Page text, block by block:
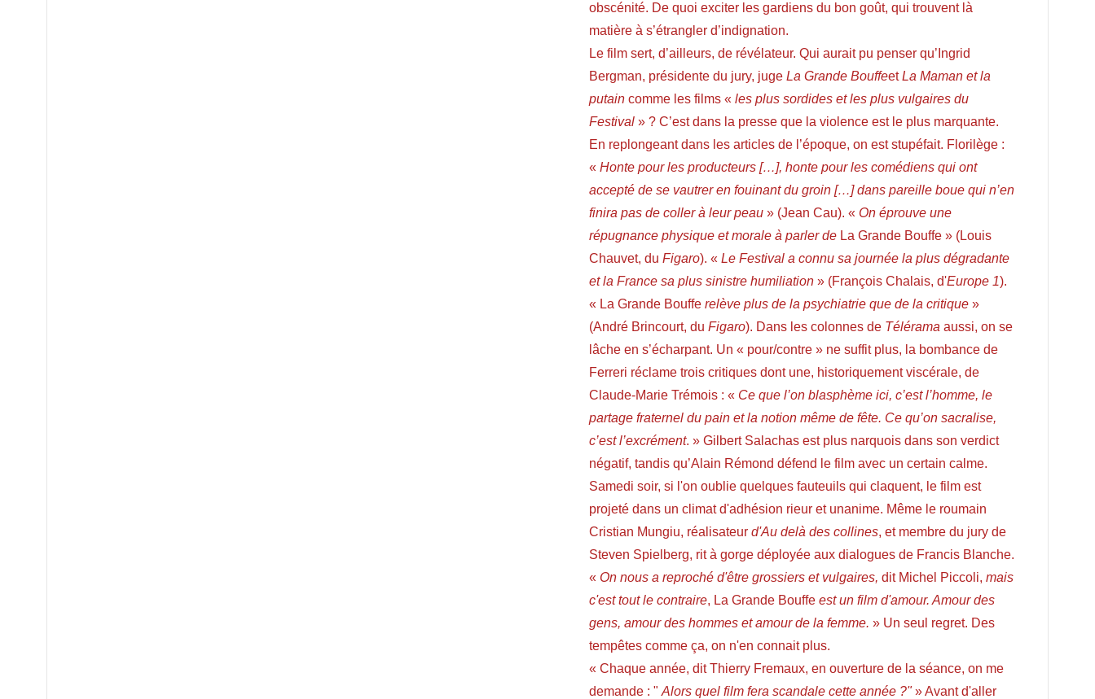
obscénité. De quoi exciter les gardiens du bon goût, qui trouvent là
matière à s’étrangler d’indignation.
Le film sert, d’ailleurs, de révélateur. Qui aurait pu penser qu’ Ingrid
Bergman, présidente du jury, jugeLa Grande BouffeetLa Maman et la
putain comme les films «les plus sordides et les plus vulgaires du
Festival » ? C’est dans la presse que la violence est le plus marquante.
En replongeant dans les articles de l’époque, on est stupéfait. Florilège :
«Honte pour les producteurs […], honte pour les comédiens qui ont
accepté de se vautrer en fouinant du groin […] dans pareille boue qui n’en
finira pas de coller à leur peau» (Jean Cau). « On éprouve une
répugnance physique et morale à parler de La Grande Bouffe » (Louis
Chauvet, duFigaro). «Le Festival a connu sa journée la plus dégradante
et la France sa plus sinistre humiliation» (François Chalais, d'Europe 1).
« La Grande Boufferelève plus de la psychiatrie que de la critique »
(André Brincourt, duFigaro). Dans les colonnes de Télérama aussi, on se
lâche en s’écharpant. Un « pour/contre » ne suffit plus, la bombance de
Ferreri réclame trois critiques dont une, historiquement viscérale, de
Claude-Marie Trémois : « Ce que l’on blasphème ici, c’est l’homme, le
partage fraternel du pain et la notion même de fête. Ce qu’on sacralise,
c’est l’excrément. » Gilbert Salachas est plus narquois dans son verdict
négatif, tandis qu’Alain Rémond défend le film avec un certain calme.
Samedi soir, si l'on oublie quelques fauteuils qui claquent, le film est
projeté dans un climat d'adhésion rieur et unanime. Même le roumain
Cristian Mungiu, réalisateurd'Au delà des collines, et membre du jury de
Steven Spielberg, rit à gorge déployée aux dialogues de Francis Blanche.
« On nous a reproché d'être grossiers et vulgaires, dit Michel Piccoli,mais
c'est tout le contraire, La Grande Bouffeest un film d'amour. Amour des
gens, amour des hommes et amour de la femme. » Un seul regret. Des
tempêtes comme ça, on n'en connait plus.
« Chaque année, dit Thierry Fremaux, en ouverture de la séance, on me
demande : "Alors quel film fera scandale cette année ?"» Avant d'aller